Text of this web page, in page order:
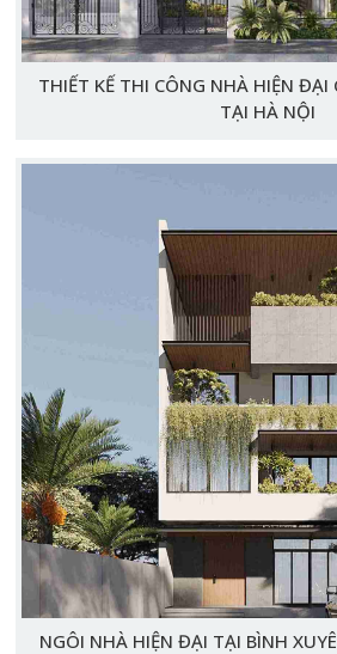
THIẾT KẾ THI CÔNG NHÀ HIỆN ĐẠI
TẠI HÀ NỘI
NGÔI NHÀ HIỆN ĐẠI TẠI BÌNH